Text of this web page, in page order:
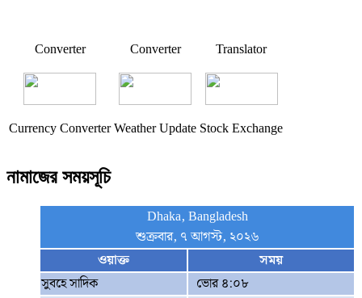
Converter Converter Translator
Currency Converter Weather Update Stock Exchange
নামাজের সময়সূচি
Dhaka, Bangladesh
শুক্রবার, ৭ আগস্ট, ২০২৬
ওয়াক্ত
সময়
সুবহে সাদিক
ভোর ৪:০৮